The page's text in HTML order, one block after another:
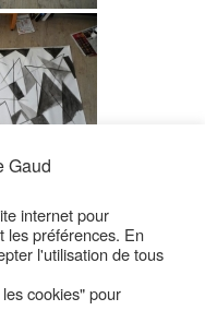
Gaud
internet pour
les préférences. En
l'utilisation de tous
cookies" pour